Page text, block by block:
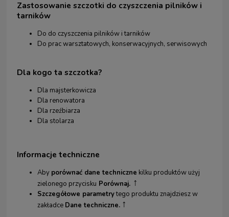
Zastosowanie szczotki do czyszczenia pilników i
tarników
Do do czyszczenia pilników i tarników
Do prac warsztatowych, konserwacyjnych, serwisowych
Dla kogo ta szczotka?
Dla majsterkowicza
Dla renowatora
Dla rzeźbiarza
Dla stolarza
Informacje techniczne
Aby porównać dane techniczne kilku produktów użyj
zielonego przycisku Porównaj. ↑
Szczegółowe parametrytego produktu znajdziesz w
zakładce Dane techniczne. ↑